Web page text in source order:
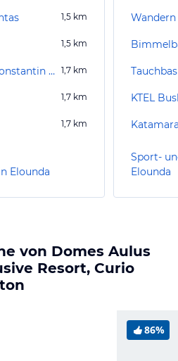
1,5 km
1,5 km
Kirche der Heiligen Konstantin und Helena 1,7 km
1,7 km
1,7 km
Elounda
Sport-
Elounda
von Domes Aulus
Resort, Curio
86%